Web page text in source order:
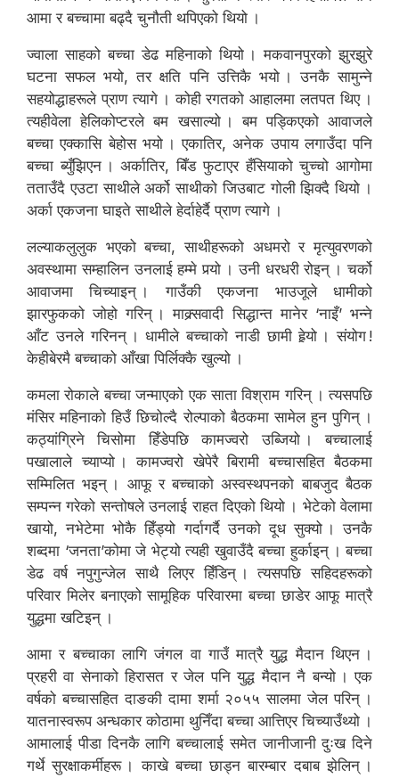
आमा र बच्चामा बढ्दै चुनौती थपिएको थियो ।
ज्वाला साहको बच्चा डेढ महिनाको थियो । मकवानपुरको झुरझुरे
घटना सफल भयो, तर क्षति पनि उत्तिकै भयो । उनकै सामुन्ने
सहयोद्धाहरूले प्राण त्यागे । कोही रगतको आहालमा लतपत थिए ।
त्यहीवेला हेलिकोप्टरले बम खसाल्यो । बम पड्किएको आवाजले
बच्चा एक्कासि बेहोस भयो । एकातिर, अनेक उपाय लगाउँदा पनि
बच्चा ब्युँझिएन । अर्कातिर, बिँड फुटाएर हँसियाको चुच्चो आगोमा
तताउँदै एउटा साथीले अर्को साथीको जिउबाट गोली झिक्दै थियो ।
अर्का एकजना घाइते साथीले हेर्दाहेर्दै प्राण त्यागे ।
लल्याकलुलुक भएको बच्चा, साथीहरूको अधमरो र मृत्युवरणको
अवस्थामा सम्हालिन उनलाई हम्मे पर्‍यो । उनी धरधरी रोइन् । चर्को
आवाजमा चिच्याइन् । गाउँकी एकजना भाउजूले धामीको
झारफुकको जोहो गरिन् । माक्र्सवादी सिद्धान्त मानेर ‘नाइँ’ भन्ने
आँट उनले गरिनन् । धामीले बच्चाको नाडी छामी हेर्‍यो । संयोग !
केहीबेरमै बच्चाको आँखा पिर्लिक्कै खुल्यो ।
कमला रोकाले बच्चा जन्माएको एक साता विश्राम गरिन् । त्यसपछि
मंसिर महिनाको हिउँ छिचोल्दै रोल्पाको बैठकमा सामेल हुन पुगिन् ।
कठ्यांग्रिने चिसोमा हिँडेपछि कामज्वरो उब्जियो । बच्चालाई
पखालाले च्याप्यो । कामज्वरो खेपेरै बिरामी बच्चासहित बैठकमा
सम्मिलित भइन् । आफू र बच्चाको अस्वस्थपनको बाबजुद बैठक
सम्पन्न गरेको सन्तोषले उनलाई राहत दिएको थियो । भेटेको वेलामा
खायो, नभेटेमा भोकै हिँड्यो गर्दागर्दै उनको दूध सुक्यो । उनकै
शब्दमा ‘जनता’कोमा जे भेट्यो त्यही खुवाउँदै बच्चा हुर्काइन् । बच्चा
डेढ वर्ष नपुगुन्जेल साथै लिएर हिँडिन् । त्यसपछि सहिदहरूको
परिवार मिलेर बनाएको सामूहिक परिवारमा बच्चा छाडेर आफू मात्रै
युद्धमा खटिइन् ।
आमा र बच्चाका लागि जंगल वा गाउँ मात्रै युद्ध मैदान थिएन ।
प्रहरी वा सेनाको हिरासत र जेल पनि युद्ध मैदान नै बन्यो । एक
वर्षको बच्चासहित दाङकी दामा शर्मा २०५५ सालमा जेल परिन् ।
यातनास्वरूप अन्धकार कोठामा थुनिँदा बच्चा आत्तिएर चिच्याउँथ्यो ।
आमालाई पीडा दिनकै लागि बच्चालाई समेत जानीजानी दुःख दिने
गर्थे सुरक्षाकर्मीहरू । काखे बच्चा छाड्न बारम्बार दबाब झेलिन् ।